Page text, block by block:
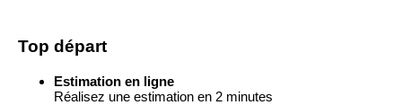
Top départ
Estimation en ligne
Réalisez une estimation en 2 minutes